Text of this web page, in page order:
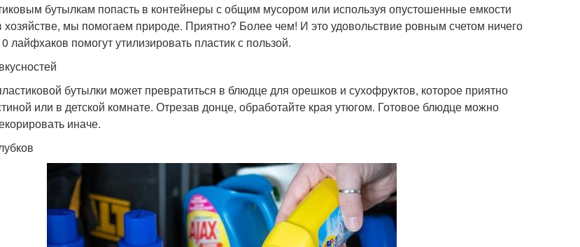
бутылкам попасть в контейнеры с общим мусором или используя опустошенные емкости
хозяйстве, мы помогаем природе. Приятно? Более чем! И это удовольствие ровным счетом ничего
лайфхаков помогут утилизировать пластик с пользой.
бутылки может превратиться в блюдце для орешков и сухофруктов, которое приятно
или в детской комнате. Отрезав донце, обработайте края утюгом. Готовое блюдце можно
иначе.